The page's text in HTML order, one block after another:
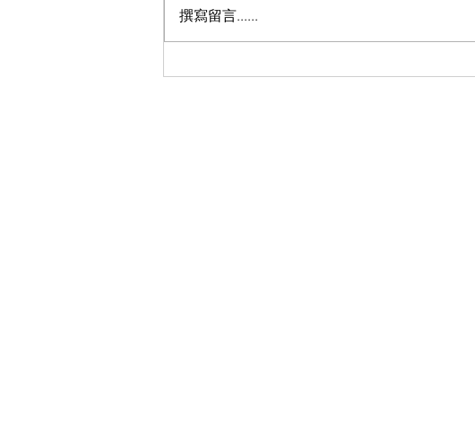
2026 中秋慈善月餅
撰寫留言......